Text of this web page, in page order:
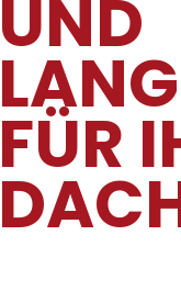
UND
FÜR